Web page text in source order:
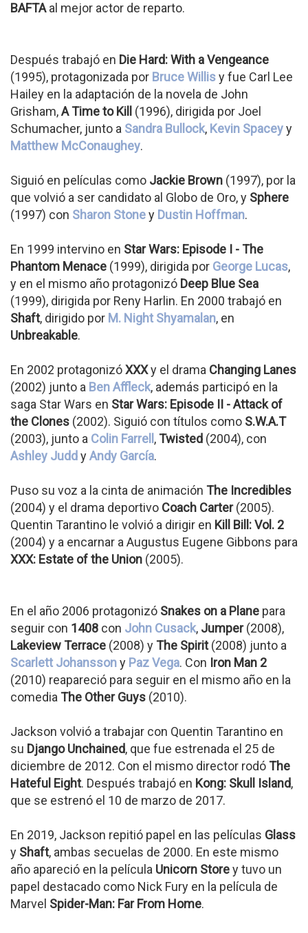
BAFTAal mejor actor de reparto.
Después trabajó en Die Hard: With a Vengeance
(1995), protagonizada por Bruce Willisy fue Carl Lee
Hailey en la adaptación de la novela de John
Grisham,A Time to Kill
(1996), dirigida por Joel
Schumacher, junto a Sandra Bullock, Kevin Spaceyy
Matthew McConaughey.
Siguió en películas como Jackie Brown (1997), por la
que volvió a ser candidato al Globo de Oro, y Sphere
(1997) con Sharon Stoney Dustin Hoffman.
En 1999 intervino en Star Wars: Episode I - The
Phantom Menace (1999), dirigida por George Lucas,
y en el mismo año protagonizó Deep Blue Sea
(1999), dirigida por Reny Harlin. En 2000 trabajó en
Shaft, dirigido por M. Night Shyamalan, en
Unbreakable.
En 2002 protagonizóXXXy el drama Changing Lanes
(2002) junto a Ben Affleck, además participó en la
saga Star Wars en Star Wars: Episode II - Attack of
the Clones (2002). Siguió con títulos como S.W.A.T
(2003), junto a Colin Farrell , Twisted (2004), con
Ashley JuddyAndy García.
Puso su voz a la cinta de animación The Incredibles
(2004) y el drama deportivo Coach Carter(2005).
Quentin Tarantino le volvió a dirigir en Kill Bill: Vol. 2
(2004) y a encarnar a Augustus Eugene Gibbons para
XXX: Estate of the Union (2005).
En el año 2006 protagonizó Snakes on a Plane para
seguir con 1408 con John Cusack, Jumper(2008),
Lakeview Terrace (2008) y The Spirit(2008) junto a
Scarlett Johanssony Paz Vega. Con Iron Man 2
(2010) reapareció para seguir en el mismo año en la
comedia The Other Guys (2010).
Jackson volvió a trabajar con Quentin Tarantino en
su Django Unchained, que fue estrenada el 25 de
diciembre de 2012. Con el mismo director rodó The
Hateful Eight. Después trabajó en Kong: Skull Island,
que se estrenó el 10 de marzo de 2017.
En 2019, Jackson repitió papel en las películas Glass
y Shaft, ambas secuelas de 2000. En este mismo
año apareció en la película Unicorn Storey tuvo un
papel destacado como Nick Fury en la película de
Marvel Spider-Man: Far From Home.